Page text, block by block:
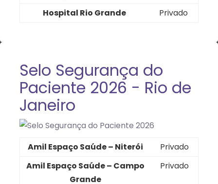
Hospital Rio Grande
Privado
Selo Segurança do
Paciente 2026 - Rio de
Janeiro
Amil Espaço Saúde – Niterói
Privado
Amil Espaço Saúde – Campo
Grande
Privado